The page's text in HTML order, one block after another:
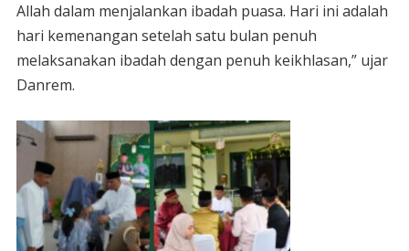
Allah dalam menjalankan ibadah puasa. Hari ini adalah
hari kemenangan setelah satu bulan penuh
melaksanakan ibadah dengan penuh keikhlasan,” ujar
Danrem.